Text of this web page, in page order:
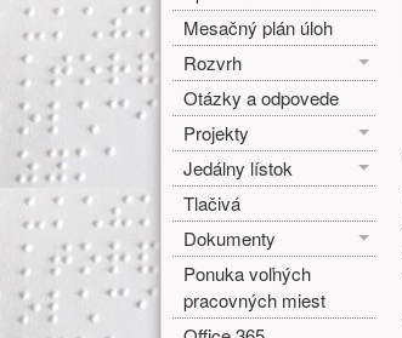
Mesačný plán úloh
Rozvrh
Otázky a odpovede
Projekty
Jedálny lístok
Tlačivá
Dokumenty
Ponuka voľných
pracovných miest